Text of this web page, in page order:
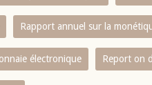
Rapport annuel sur la
électronique Report on